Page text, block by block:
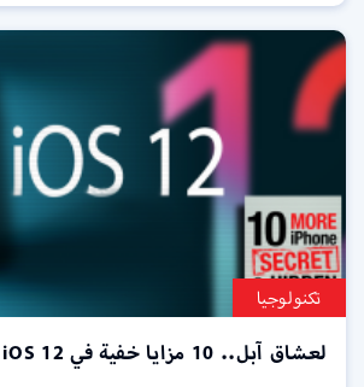
تكنولوجيا
لعشاق آبل.. 10 مزايا خفية في iOS 12